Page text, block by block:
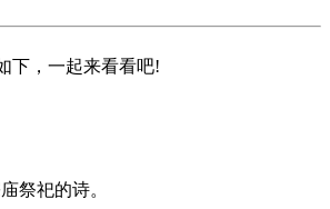
下，一起来看看吧!
祭祀的诗。